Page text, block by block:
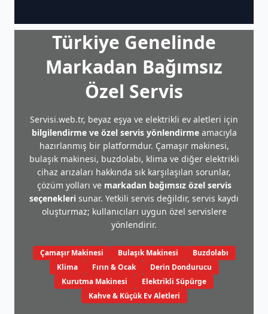
Türkiye Genelinde
Markadan Bağımsız
Özel Servis
Servisi.web.tr, beyaz eşya ve elektrikli ev aletleri için
bilgilendirme ve özel servis yönlendirmeamacıyla
hazırlanmış bir platformdur. Çamaşır makinesi,
bulaşık makinesi, buzdolabı, klima ve diğer elektrikli
cihaz arızaları hakkında sık karşılaşılan sorunlar,
çözüm yolları ve markadan bağımsız özel servis
seçenekleri sunar. Yetkili servis değildir, servis kaydı
oluşturmaz; kullanıcıları uygun özel servislere
yönlendirir.
Çamaşır Makinesi Bulaşık Makinesi
Buzdolabı
Klima
Fırın & Ocak
Derin Dondurucu
Kurutma Makinesi
Elektrikli Süpürge
Kahve & Küçük Ev Aletleri